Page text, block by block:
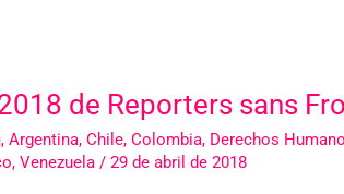
de Reporters sans
, Argentina, Chile, Colombia, Derechos
, Venezuela/ 29 de abril de 2018